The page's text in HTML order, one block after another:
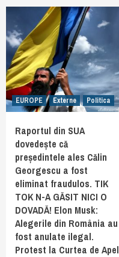
EUROPE Externe Politica
Raportul din SUA
dovedește că
președintele ales Călin
Georgescu a fost
eliminat fraudulos. TIK
TOK N-A GĂSIT NICI O
DOVADĂ! Elon Musk:
Alegerile din România au
fost anulate ilegal.
Protest la Curtea de Apel